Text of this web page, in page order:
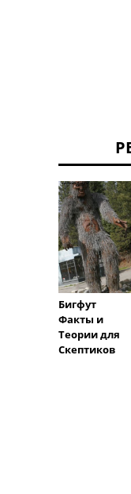
Бигфут
Факты и
Теории для
Скептиков